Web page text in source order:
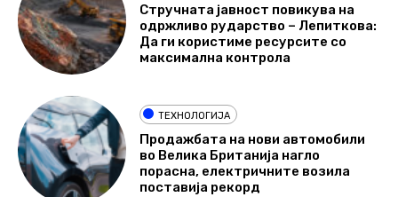
Стручната јавност повикува на
одржливо рударство – Лепиткова:
Да ги користиме ресурсите со
максимална контрола
ТЕХНОЛОГИЈА
Продажбата на нови автомобили
во Велика Британија нагло
порасна, електричните возила
поставија рекорд